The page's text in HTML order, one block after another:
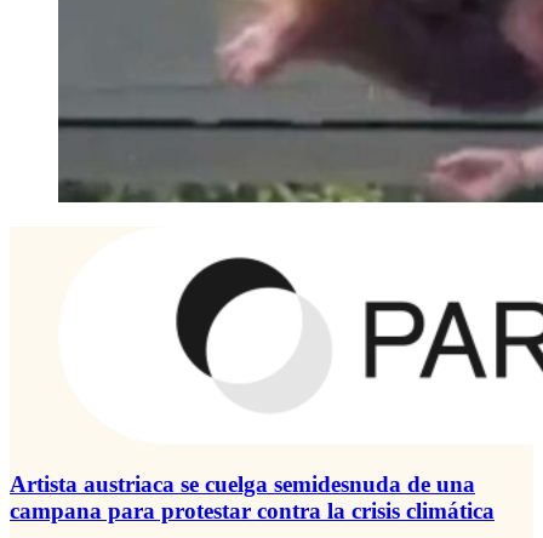
Artista austriaca se cuelga semidesnuda de una
campana para protestar contra la crisis climática